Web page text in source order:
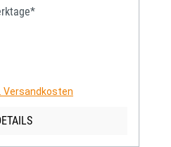
Versandkosten